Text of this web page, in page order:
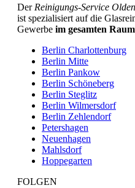
Der Reinigungs-Service
ist spezialisiert auf die
Gewerbe im gesamten
Berlin Charlottenburg
Berlin Mitte
Berlin Pankow
Berlin Schöneberg
Berlin Steglitz
Berlin Wilmersdorf
Berlin Zehlendorf
Petershagen
Neuenhagen
Mahlsdorf
Hoppegarten
FOLGEN